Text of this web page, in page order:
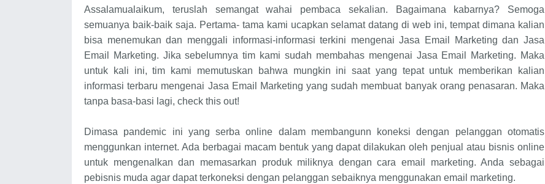
Assalamualaikum, teruslah semangat wahai pembaca sekalian. Bagaimana kabarnya? Semoga
semuanya baik-baik saja. Pertama- tama kami ucapkan selamat datang di web ini, tempat dimana kalian
bisa menemukan dan menggali informasi-informasi terkini mengenai Jasa Email Marketing dan Jasa
Email Marketing. Jika sebelumnya tim kami sudah membahas mengenai Jasa Email Marketing. Maka
untuk kali ini, tim kami memutuskan bahwa mungkin ini saat yang tepat untuk memberikan kalian
informasi terbaru mengenai Jasa Email Marketing yang sudah membuat banyak orang penasaran. Maka
tanpa basa-basi lagi, check this out!
Dimasa pandemic ini yang serba online dalam membangunn koneksi dengan pelanggan otomatis
menggunkan internet. Ada berbagai macam bentuk yang dapat dilakukan oleh penjual atau bisnis online
untuk mengenalkan dan memasarkan produk miliknya dengan cara email marketing. Anda sebagai
pebisnis muda agar dapat terkoneksi dengan pelanggan sebaiknya menggunakan email marketing.